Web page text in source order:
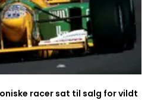
racer sat til salg for vildt